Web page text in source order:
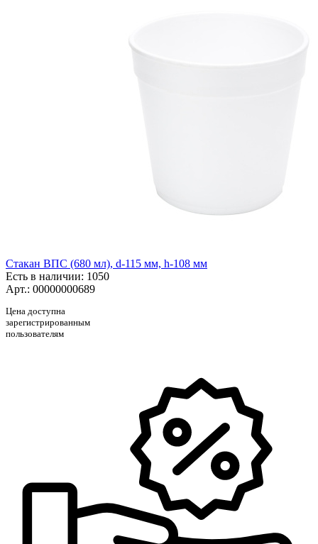
Стакан ВПС (680 мл), d-115 мм, h-108 мм
Есть в наличии: 1050
Арт.: 00000000689
Цена доступна
зарегистрированным
пользователям